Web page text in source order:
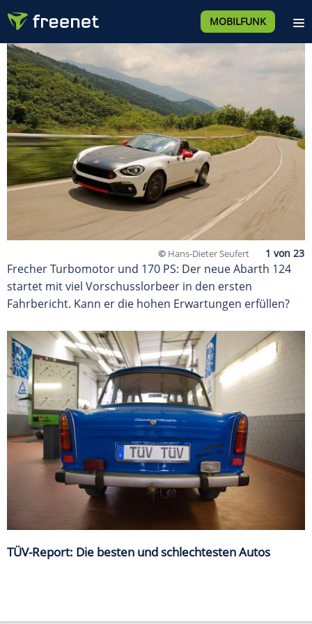
MOBILFUNK
© Hans-Dieter Seufert
Frecher Turbomotor und 170 PS: Der neue Abarth 124
startet mit viel Vorschusslorbeer in den ersten
Fahrbericht. Kann er die hohen Erwartungen erfüllen?
TÜV-Report: Die besten und schlechtesten Autos